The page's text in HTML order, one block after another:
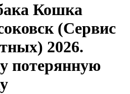
Кошка
(Сервис
2026.
потерянную